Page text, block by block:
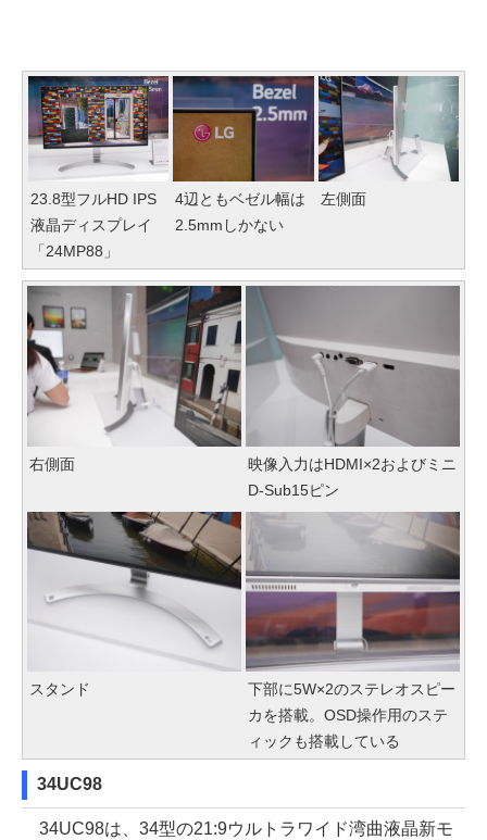
23.8型フルHD IPS
液晶ディスプレイ
「24MP88」
4辺ともベゼル幅は
2.5mmしかない
左側面
右側面
映像入力はHDMI×2およびミニ
D-Sub15ピン
スタンド
下部に5W×2のステレオスピー
カを搭載。OSD操作用のステ
ィックも搭載している
34UC98
34UC98は、34型の21:9ウルトラワイド湾曲液晶新モ